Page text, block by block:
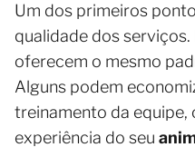
Um dos primeiros
qualidade dos
oferecem o mesmo
Alguns podem
treinamento da
experiência do seu